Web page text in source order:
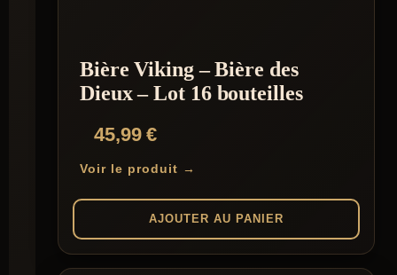
Bière Viking – Bière des
Dieux – Lot 16 bouteilles
45,99€
Voir le produit →
AJOUTER AU PANIER